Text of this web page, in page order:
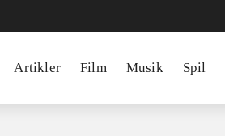
Artikler Film Musik Spil